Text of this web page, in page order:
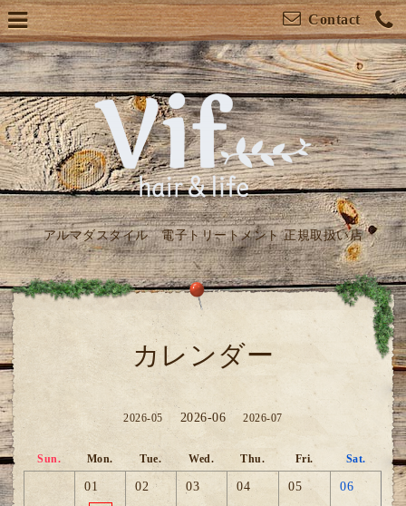
Contact
アルマダスタイル 電子トリートメント 正規取扱い店
カレンダー
2026-05 2026-06 2026-07
Sun. Mon. Tue. Wed. Thu. Fri. Sat.
01 02 03 04 05 06